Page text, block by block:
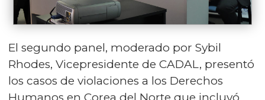
El segundo panel, moderado por Sybil
Rhodes, Vicepresidente de CADAL, presentó
los casos de violaciones a los Derechos